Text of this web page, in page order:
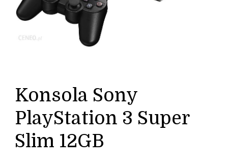
Konsola Sony
PlayStation 3 Super
Slim 12GB